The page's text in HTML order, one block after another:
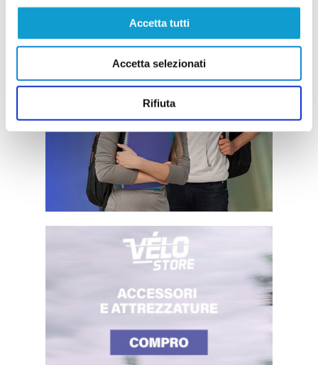
Accetta tutti
Accetta selezionati
Rifiuta